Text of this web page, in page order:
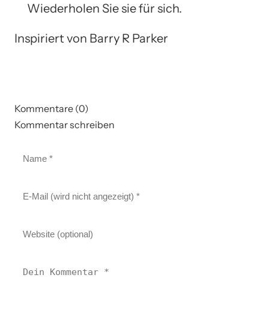
Wiederholen Sie sie für sich.
Inspiriert von Barry R Parker
Kommentare (0)
Kommentar schreiben